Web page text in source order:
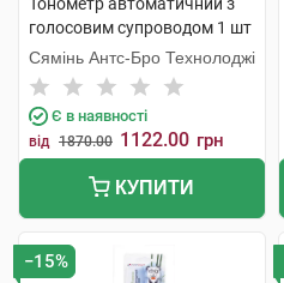
голосовим супроводом 1 шт
Сямінь Антс-Бро Технолоджі
Є в наявності
від 1870.00 1122.00 грн
КУПИТИ
−15%